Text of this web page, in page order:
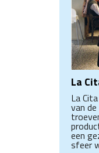
La
La
van
een
sfeer